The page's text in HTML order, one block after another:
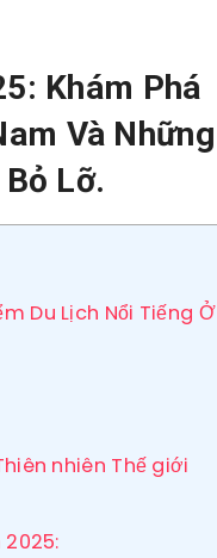
Khám Phá
Và Những
Lỡ.
Du Lịch Nổi Tiếng Ở
nhiên Thế giới